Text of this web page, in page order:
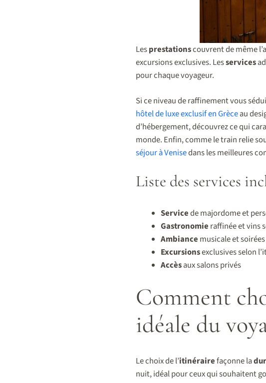
Lesprestationscouvrent de même
excursions exclusives. Lesservices
pour chaque voyageur.
Si ce niveau de raffinement vous
hôtel de luxe exclusif en Grèceau
d’hébergement, découvrez ce qui
monde. Enfin, comme le train relie
séjour à Venisedans les meilleures
Liste des services
Servicede majordome et
Gastronomie raffinée et vins
Ambiance musicale et
Excursionsexclusives selon
Accèsaux salons privés
Comment
idéale du
Le choix de l’itinérairefaçonne la
nuit, idéal pour ceux qui souhaitent